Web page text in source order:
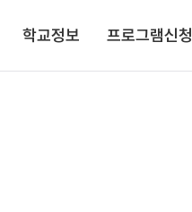
학교정보 프로그램신청